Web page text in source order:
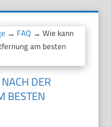
→ FAQ → Wie kann
am besten
DER H
E